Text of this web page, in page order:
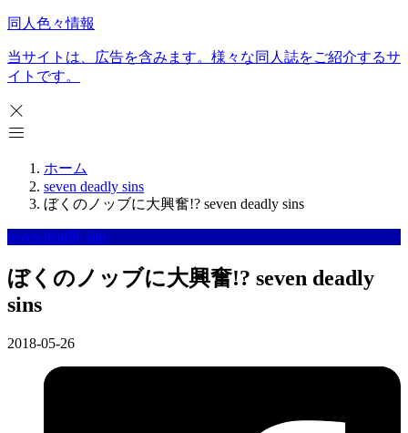
同人色々情報
当サイトは、広告を含みます。様々な同人誌をご紹介するサ
イトです。
ホーム
seven deadly sins
ぼくのノッブに大興奮!? seven deadly sins
seven deadly sins
ぼくのノッブに大興奮!? seven deadly
sins
2018-05-26